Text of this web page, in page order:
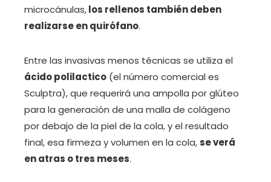
microcánulas,los rellenos también deben
realizarse en quirófano.
Entre las invasivas menos técnicas se utiliza el
ácido polilactico (el número comercial es
Sculptra), que requerirá una ampolla por glúteo
para la generación de una malla de colágeno
por debajo de la piel de la cola, y el resultado
final, esa firmeza y volumen en la cola,se verá
en atras o tres meses.